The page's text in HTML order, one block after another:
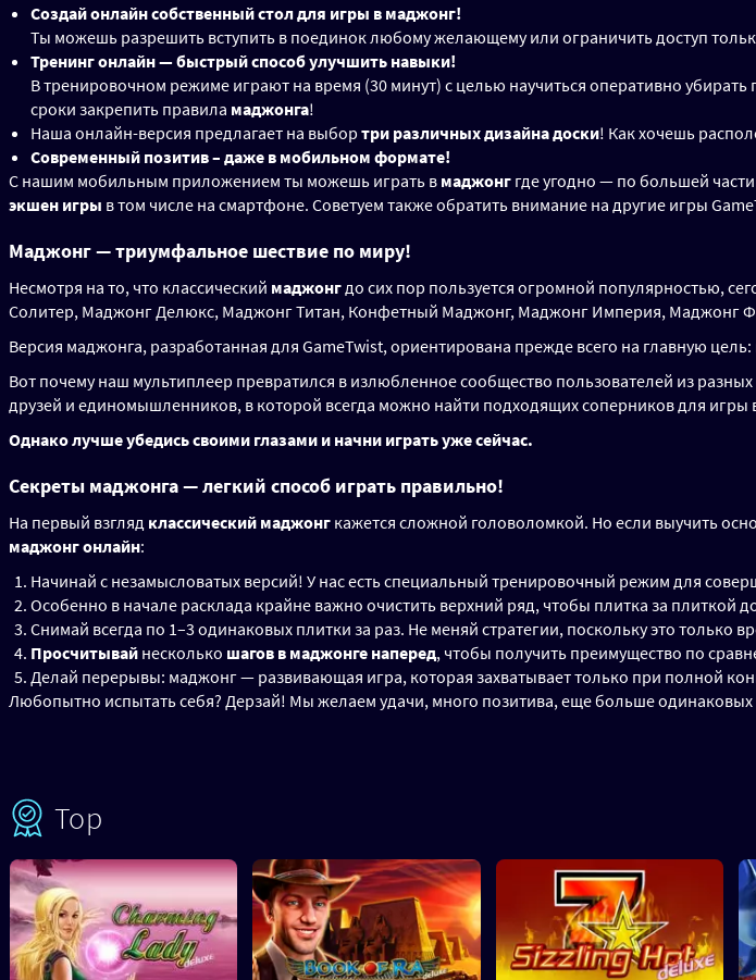
Создай онлайн собственный стол для игры в маджонг!
Ты можешь разрешить вступить в поединок любому желающему или ограничить доступ
Тренинг онлайн — быстрый способ улучшить навыки!
В тренировочном режиме играют на время (30 минут) с целью научиться оперативно
сроки закрепить правила маджонга!
Наша онлайн-версия предлагает на выбор три различных дизайна доски! Как хочешь
Современный позитив – даже в мобильном формате!
С нашим мобильным приложением ты можешь играть в маджонг где угодно — по большей
экшен игры в том числе на смартфоне. Советуем также обратить внимание на другие игры
Маджонг — триумфальное шествие по миру!
Несмотря на то, что классический маджонг до сих пор пользуется огромной популярностью,
Солитер, Маджонг Делюкс, Маджонг Титан, Конфетный Маджонг, Маджонг Империя, Маджонг
Версия маджонга, разработанная для GameTwist, ориентирована прежде всего на главную
Вот почему наш мультиплеер превратился в излюбленное сообщество пользователей из
друзей и единомышленников, в которой всегда можно найти подходящих соперников для игры
Однако лучше убедись своими глазами и начни играть уже сейчас.
Секреты маджонга — легкий способ играть правильно!
На первый взгляд классический маджонг кажется сложной головоломкой. Но если выучить
маджонг онлайн:
Начинай с незамысловатых версий! У нас есть специальный тренировочный режим для
Особенно в начале расклада крайне важно очистить верхний ряд, чтобы плитка за плиткой
Снимай всегда по 1–3 одинаковых плитки за раз. Не меняй стратегии, поскольку это только
Просчитывай несколько шагов в маджонге наперед, чтобы получить преимущество по
Делай перерывы: маджонг — развивающая игра, которая захватывает только при полной
Любопытно испытать себя? Дерзай! Мы желаем удачи, много позитива, еще больше
Top